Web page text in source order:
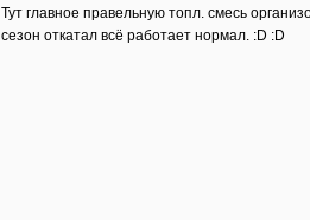
Тут главное правельную топл. смесь
сезон откатал всё работает нормал. :D :D